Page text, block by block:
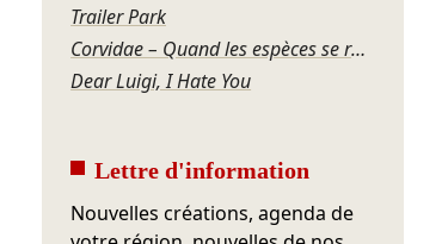
Trailer Park
Corvidae – Quand les espèces se regardent
Dear Luigi, I Hate You
Lettre d'information
Nouvelles créations, agenda de